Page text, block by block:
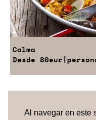
Al navegar en este
Calma
Desde 80eur
¿No has